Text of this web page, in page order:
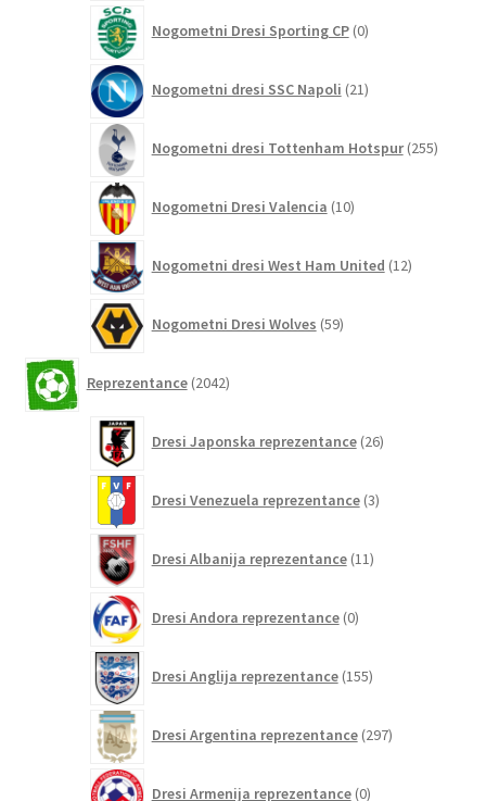
Nogometni Dresi Sporting CP 0izdelkov
Nogometni dresi SSC Napoli 21izdelkov
Nogometni dresi Tottenham Hotspur 255
Nogometni Dresi Valencia 10izdelkov
Nogometni dresi West Ham United 12izdelkov
Nogometni Dresi Wolves 59izdelkov
Reprezentance 2042izdelkov
Dresi Japonska reprezentance 26izdelkov
Dresi Venezuela reprezentance 3izdelki
Dresi Albanija reprezentance 11izdelkov
Dresi Andora reprezentance 0izdelkov
Dresi Anglija reprezentance 155izdelkov
Dresi Argentina reprezentance 297izdelkov
Dresi Armenija reprezentance 0